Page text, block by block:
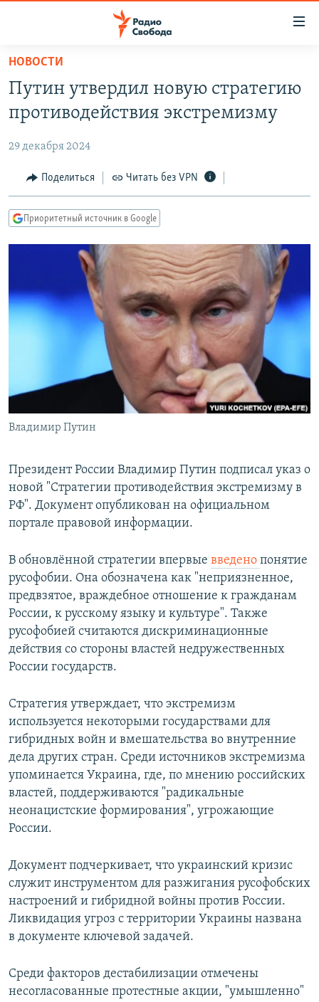
упрощенного
доступа
основному
Вернутся
главной
навигации
Вернутся
ПОДКАСТЫ
АВТОРСКИЕ ПРОЕКТЫ
ЦИТАТЫ СВОБОДЫ
МНЕНИЯ
IDEL.РЕАЛИИ
КАВКАЗ.РЕАЛИИ
СЕВЕР.РЕАЛИИ
СИБИРЬ.РЕАЛИИ
РАСПИСАНИЕ ВЕЩАНИЯ
ПОДПИШИТЕСЬ НА РАССЫЛКУ
СОЦИАЛЬНЫЕ СЕТИ
Все сайты РСЕ/РС
НОВОСТИ
Путин утвердил новую стратегию
противодействия экстремизму
29 декабря 2024
Поделиться Читать без VPN
Приоритетный источник в Google
Владимир Путин
Президент России Владимир Путин подписал указ о
новой "Стратегии противодействия экстремизму в
РФ". Документ опубликован на официальном
портале правовой информации.
В обновлённой стратегии впервые введено понятие
русофобии. Она обозначена как "неприязненное,
предвзятое, враждебное отношение к гражданам
России, к русскому языку и культуре". Также
русофобией считаются дискриминационные
действия со стороны властей недружественных
России государств.
Стратегия утверждает, что экстремизм
используется некоторыми государствами для
гибридных войн и вмешательства во внутренние
дела других стран. Среди источников экстремизма
упоминается Украина, где, по мнению российских
властей, поддерживаются "радикальные
неонацистские формирования", угрожающие
России.
Документ подчеркивает, что украинский кризис
служит инструментом для разжигания русофобских
настроений и гибридной войны против России.
Ликвидация угроз с территории Украины названа
в документе ключевой задачей.
Среди факторов дестабилизации отмечены
несогласованные протестные акции, "умышленно"